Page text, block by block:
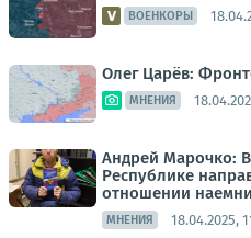
ВОЕНКОРЫ
Олег Царёв:
МНЕНИЯ
Андрей Марочко:
Республике
отношении
МНЕНИЯ 18.04.2025,